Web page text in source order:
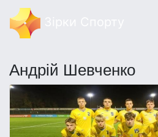
Андрій Шевченко